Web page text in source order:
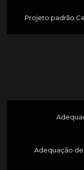
Projeto padrão
Adequação de